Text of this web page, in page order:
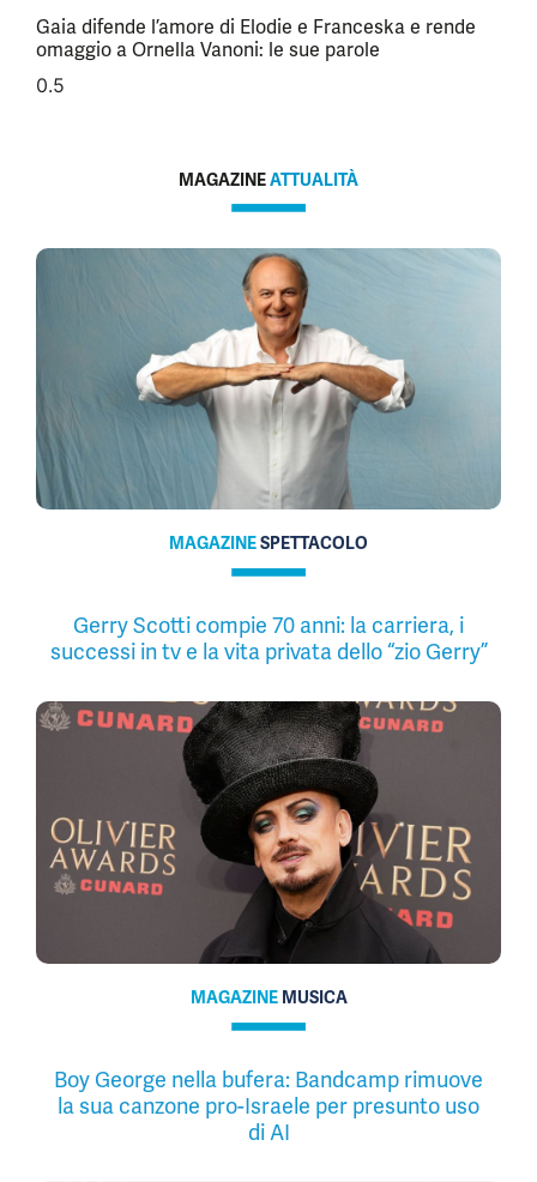
Gaia difende l’amore di Elodie e Franceska e rende
omaggio a Ornella Vanoni: le sue parole
MAGAZINEATTUALITÀ
MAGAZINESPETTACOLO
Gerry Scotti compie 70 anni: la carriera, i
successi in tv e la vita privata dello “zio Gerry”
MAGAZINE MUSICA
Boy George nella bufera: Bandcamp rimuove
la sua canzone pro-Israele per presunto uso
di AI